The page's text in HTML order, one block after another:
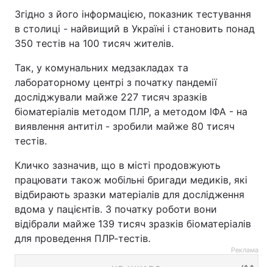
Згідно з його інформацією, показник тестування
в столиці - найвищий в Україні і становить понад
350 тестів на 100 тисяч жителів.
Так, у комунальних медзакладах та
лабораторному центрі з початку пандемії
досліджували майже 227 тисяч зразків
біоматеріалів методом ПЛР, а методом ІФА - на
виявлення антитіл - зробили майже 80 тисяч
тестів.
Кличко зазначив, що в місті продовжують
працювати також мобільні бригади медиків, які
відбирають зразки матеріалів для дослідження
вдома у пацієнтів. З початку роботи вони
відібрали майже 139 тисяч зразків біоматеріалів
для проведення ПЛР-тестів.
Реклама